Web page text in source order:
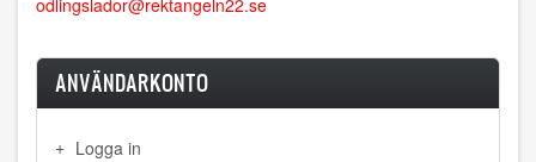
odlingslador@rektangeln22.se
ANVÄNDARKONTO
Logga in